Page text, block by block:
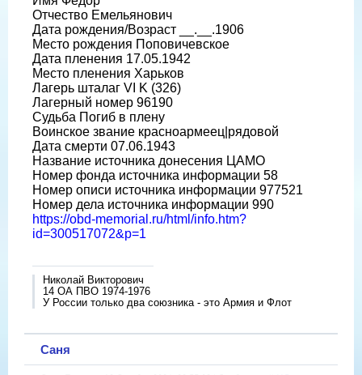
Отчество Емельянович
Дата рождения/Возраст __.__.1906
Место рождения Поповичевское
Дата пленения 17.05.1942
Место пленения Харьков
Лагерь шталаг VI K (326)
Лагерный номер 96190
Судьба Погиб в плену
Воинское звание красноармеец|рядовой
Дата смерти 07.06.1943
Название источника донесения ЦАМО
Номер фонда источника информации 58
Номер описи источника информации 977521
Номер дела источника информации 990
https://obd-memorial.ru/html/info.htm?
id=300517072&p=1
Николай Викторович
14 ОА ПВО 1974-1976
У России только два союзника - это Армия и Флот
Саня